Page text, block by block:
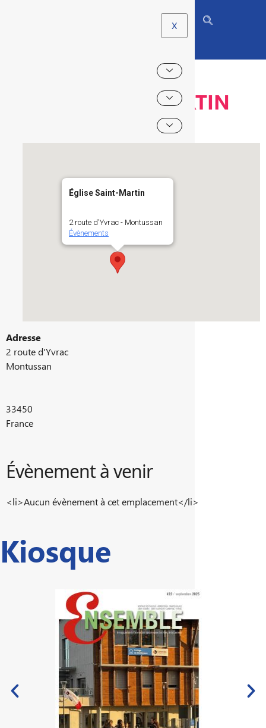
X
ÉGLISE SAINT-MARTIN
Église Saint-Martin
2 route d'Yvrac - Montussan
Évènements
Adresse
2 route d'Yvrac
Montussan
33450
France
Évènement à venir
<li>Aucun évènement à cet emplacement</li>
Kiosque